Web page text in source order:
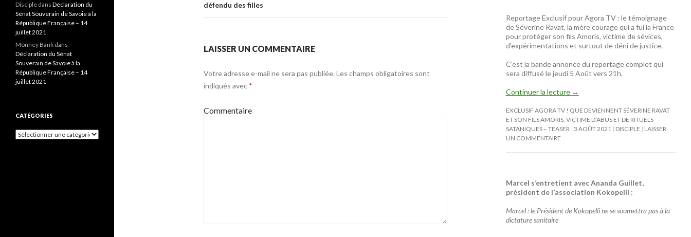
défendu des filles
LAISSER UN COMMENTAIRE
Votre adresse e-mail ne sera pas publiée. Les champs obligatoires sont
indiqués avec *
Commentaire
Reportage Exclusif pour Agora TV : le témoignage
de Séverine Ravat, la mère courage qui a fui la France
pour protéger son fils Amoris, victime de sévices,
d’expérimentations et surtout de déni de justice.
C’est la bande annonce du reportage complet qui
sera diffusé le jeudi 5 Août vers 21h.
Continuer la lecture →
EXCLUSIF AGORA TV ! QUE DEVIENNENT SÉVERINE RAVAT
ET SON FILS AMORIS, VICTIME D’ABUS ET DE RITUELS
SATANIQUES – TEASER 3 AOÛT 2021 DISCIPLE
LAISSER
UN COMMENTAIRE
Marcel s’entretient avec Ananda Guillet,
président de l’association Kokopelli :
Marcel : le Président de Kokopelli ne se soumettra pas à la
dictature sanitaire
Disciple dans Déclaration du
Sénat Souverain de Savoie à la
République Française – 14
juillet 2021
Monney Bank dans
Déclaration du Sénat
Souverain de Savoie à la
République Française – 14
juillet 2021
CATÉGORIES
Catégories